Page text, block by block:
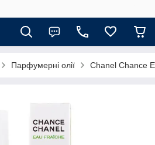
Парфумерні олії Chanel Chance